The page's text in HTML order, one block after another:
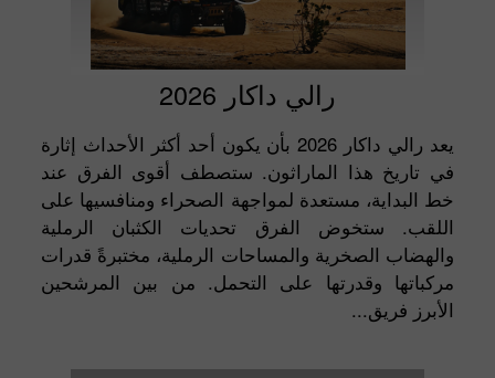
رالي داكار 2026
يعد رالي داكار 2026 بأن يكون أحد أكثر الأحداث إثارة
في تاريخ هذا الماراثون. ستصطف أقوى الفرق عند
خط البداية، مستعدة لمواجهة الصحراء ومنافسيها على
اللقب. ستخوض الفرق تحديات الكثبان الرملية
والهضاب الصخرية والمساحات الرملية، مختبرةً قدرات
مركباتها وقدرتها على التحمل. من بين المرشحين
الأبرز فريق...